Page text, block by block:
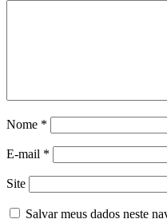
Nome *
E-mail *
Site
Salvar meus dados neste